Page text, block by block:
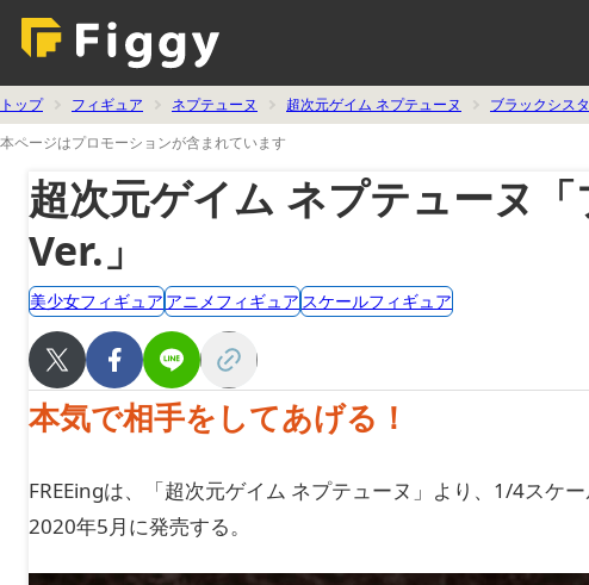
トップ フィギュア ネプテューヌ 超次元ゲイム ネプテューヌ ブラックシス
本ページはプロモーションが含まれています
超次元ゲイム ネプテューヌ
Ver.」
美少女フィギュア アニメフィギュア スケールフィギュア
本気で相手をしてあげる！
FREEingは、「超次元ゲイム ネプテューヌ」より、1/4スケ
2020年5月に発売する。